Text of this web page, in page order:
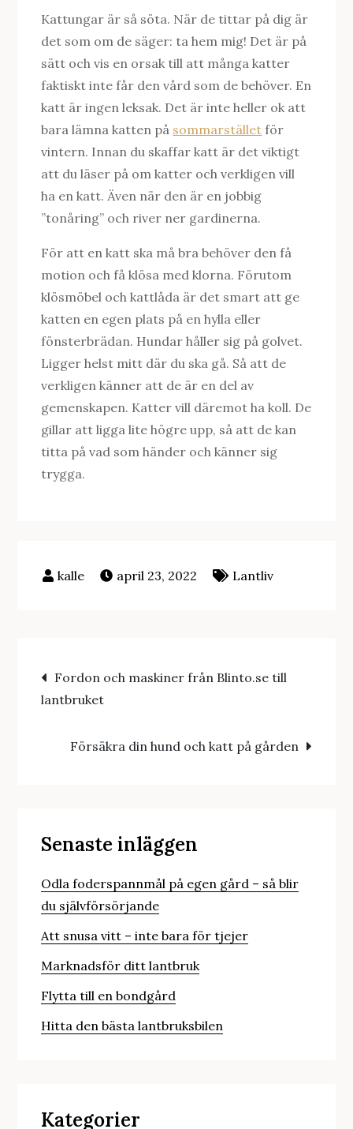
Kattungar är så söta. När de tittar på dig är
det som om de säger: ta hem mig! Det är på
sätt och vis en orsak till att många katter
faktiskt inte får den vård som de behöver. En
katt är ingen leksak. Det är inte heller ok att
bara lämna katten på sommarstället för
vintern. Innan du skaffar katt är det viktigt
att du läser på om katter och verkligen vill
ha en katt. Även när den är en jobbig
”tonåring” och river ner gardinerna.
För att en katt ska må bra behöver den få
motion och få klösa med klorna. Förutom
klösmöbel och kattlåda är det smart att ge
katten en egen plats på en hylla eller
fönsterbrädan. Hundar håller sig på golvet.
Ligger helst mitt där du ska gå. Så att de
verkligen känner att de är en del av
gemenskapen. Katter vill däremot ha koll. De
gillar att ligga lite högre upp, så att de kan
titta på vad som händer och känner sig
trygga.
april 23, 2022 Lantliv
Inläggsnavigering
Fordon och maskiner från Blinto.se till
lantbruket
Försäkra din hund och katt på gården
Senaste inläggen
Odla foderspannmål på egen gård – så blir
du självförsörjande
Att snusa vitt – inte bara för tjejer
Marknadsför ditt lantbruk
Flytta till en bondgård
Hitta den bästa lantbruksbilen
Kategorier